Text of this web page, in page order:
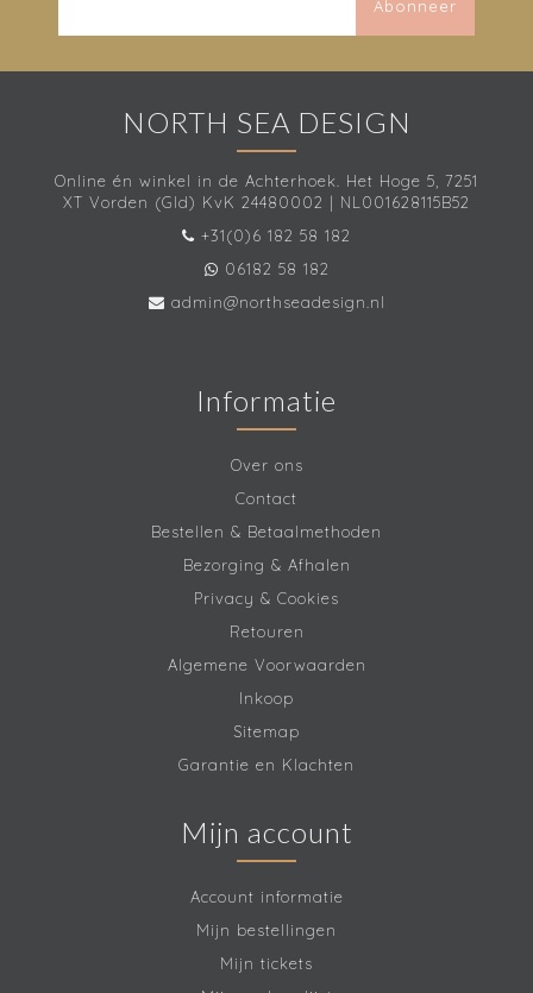
Abonneer
NORTH SEA DESIGN
Online én winkel in de Achterhoek. Het Hoge 5, 7251
XT Vorden (Gld) KvK 24480002 | NL001628115B52
+31(0)6 182 58 182
06182 58 182
admin@northseadesign.nl
Informatie
Over ons
Contact
Bestellen & Betaalmethoden
Bezorging & Afhalen
Privacy & Cookies
Retouren
Algemene Voorwaarden
Inkoop
Sitemap
Garantie en Klachten
Mijn account
Account informatie
Mijn bestellingen
Mijn tickets